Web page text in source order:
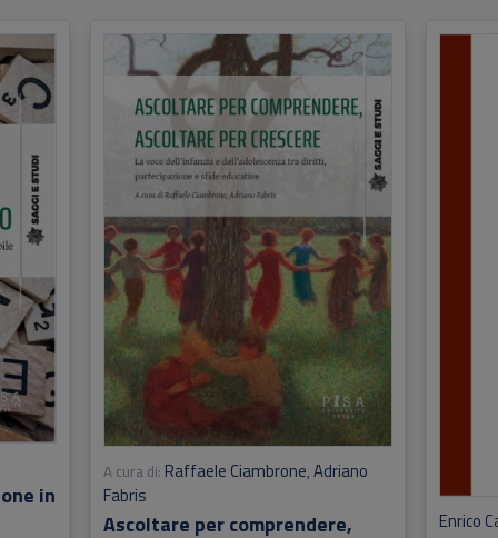
in
Ascoltare per comprendere,
A cura di: Raffaele Ciambrone,Adriano
Fabris
Enrico